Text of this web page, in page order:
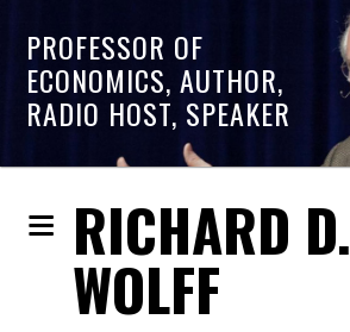
PROFESSOR OF
ECONOMICS, AUTHOR,
RADIO HOST, SPEAKER
RICHARD D.
WOLFF